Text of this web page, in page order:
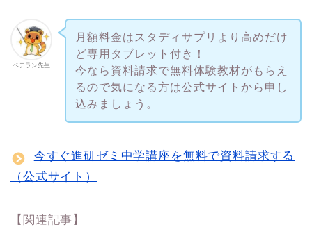
ベテラン先生
月額料金はスタディサプリより高めだけ
ど専用タブレット付き！
今なら資料請求で無料体験教材がもらえ
るので気になる方は公式サイトから申し
込みましょう。
今すぐ進研ゼミ中学講座を無料で資料請求する
（公式サイト）
【関連記事】